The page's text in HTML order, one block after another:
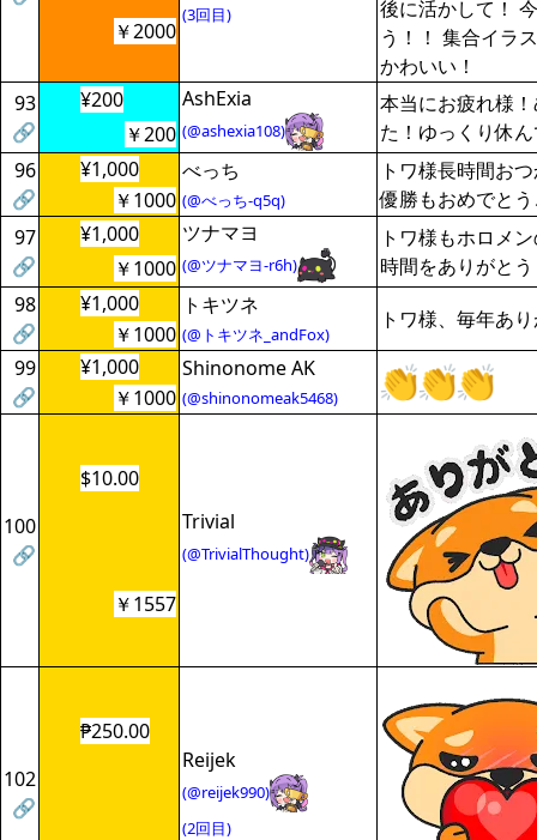
(3回目)
後に活かして！
う！！ 集合イラ
かわいい！
￥2000
93
🔗
¥200 AshExia
(@ashexia108)
本当にお疲れ様
た！ゆっくり休
￥200
96
🔗
¥1,000 べっち
(@べっち-q5q)
トワ様長時間お
優勝もおめでと
￥1000
97
🔗
¥1,000 ツナマヨ
(@ツナマヨ-r6h)
トワ様もホロメ
時間をありがと
￥1000
98
🔗
¥1,000 トキツネ
(@トキツネ_andFox)
トワ様、毎年あ
￥1000
99
🔗
¥1,000 Shinonome AK
(@shinonomeak5468)
￥1000
100
🔗
$10.00
Trivial
(@TrivialThought)
￥1557
102
🔗
₱250.00
Reijek
(@reijek990)
(2回目)